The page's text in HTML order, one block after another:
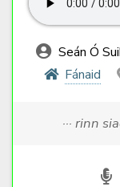
Seán Ó
Fánaid
··· rinn